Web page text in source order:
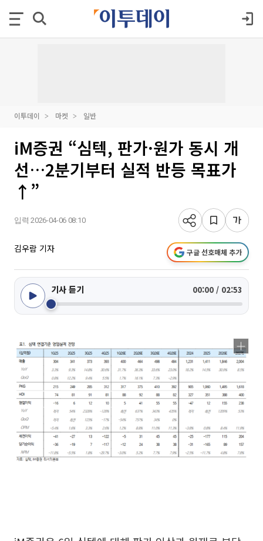
이투데이 마켓 일반
iM증권 “심텍, 판가·원가 동시 개
선…2분기부터 실적 반등 목표가
↑”
입력 2026-04-06 08:10
김우람 기자 구글 선호매체 추가
기사 듣기 00:00 / 02:53